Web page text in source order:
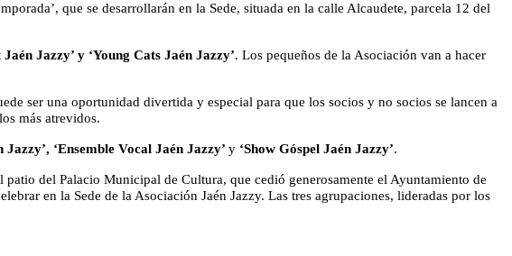
que se desarrollarán en la Sede, situada en la calle Alcaudete, parcela 12 del
Jazzy’ y ‘Young Cats Jaén Jazzy’. Los pequeños de la Asociación van a hacer
ser una oportunidad divertida y especial para que los socios y no socios se lancen a
más atrevidos.
‘Ensemble Vocal Jaén Jazzy’ y ‘Show Góspel Jaén Jazzy’.
del Palacio Municipal de Cultura, que cedió generosamente el Ayuntamiento de
en la Sede de la Asociación Jaén Jazzy. Las tres agrupaciones, lideradas por los